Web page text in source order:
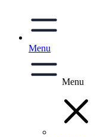
Menu
Menu